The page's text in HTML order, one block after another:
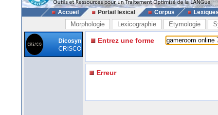
Accueil Portail lexical Corpus
Morphologie Lexicographie Etymologie
Dicosyn
CRISCO
Entrez une forme
Erreur